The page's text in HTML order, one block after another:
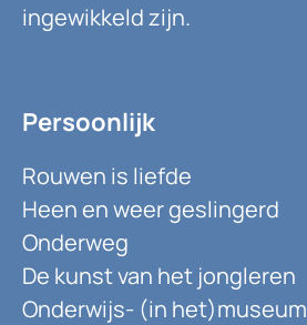
ingewikkeld zijn.
Persoonlijk
Rouwen is liefde
Heen en weer geslingerd
Onderweg
De kunst van het jongleren
Onderwijs- (in het)museum